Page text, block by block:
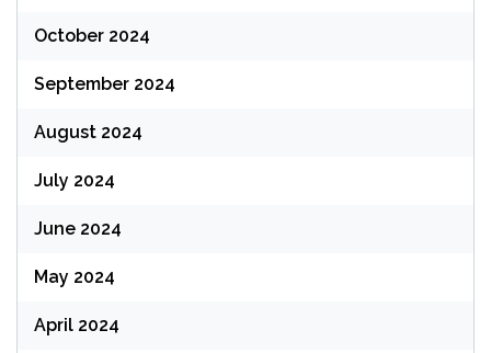
October 2024
September 2024
August 2024
July 2024
June 2024
May 2024
April 2024